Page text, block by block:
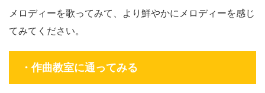
メロディーを歌ってみて、より鮮やかにメロディーを感じ
てみてください。
・作曲教室に通ってみる